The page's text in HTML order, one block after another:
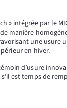
» intégrée par le
manière
une usure
en hiver.
d’usure
est temps de